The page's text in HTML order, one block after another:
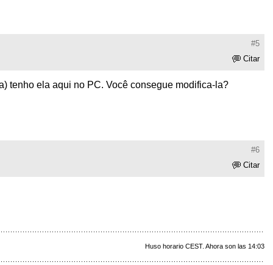
#5
Citar
tenho ela aqui no PC. Você consegue modifica-la?
#6
Citar
Huso horario CEST. Ahora son las 14:03